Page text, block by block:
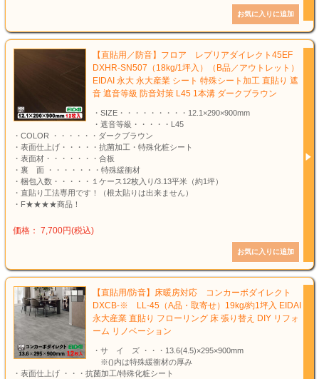
【直貼用／防音】フロア レプリアダイレクト45EF
DXHR-SN507（18kg/1坪入）（B品／アウトレット）
EIDAI 永大 永大産業 シート 特殊シート加工 直貼り 遮
音 遮音等級 防音対策 L45 1本溝 ダークブラウン
・SIZE・・・・・・・・・12.1×290×900mm
・遮音等級・・・・・L45
・COLOR ・・・・・・ダークブラウン
・表面仕上げ・・・・・抗菌加工・特殊化粧シート
・表面材・・・・・・・合板
・裏 面 ・・・・・・・特殊緩衝材
・梱包入数・・・・・１ケース12枚入り/3.13平米（約1坪）
・直貼り工法専用です！（根太貼りは出来ません）
・F★★★★商品！
価格： 7,700円(税込)
【直貼用/防音】床暖房対応 コンカーボダイレクト
DXCB-※ LL-45（A品・取寄せ）19kg/約1坪入 EIDAI
永大産業 直貼り フローリング 床 張り替え DIY リフォ
ーム リノベーション
・サ イ ズ ・・・13.6(4.5)×295×900mm
※()内は特殊緩衝材の厚み
・表面仕上げ ・・・抗菌加工/特殊化粧シート